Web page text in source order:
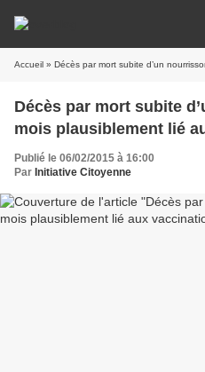
Accueil » Décès par mort subite d’un
Décès par mort subite
mois plausiblement lié
Publié le 06/02/2015 à 16:00
Par Initiative Citoyenne